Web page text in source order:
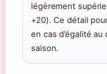
légèrement
+20). Ce détail
en cas d’égalité
saison.